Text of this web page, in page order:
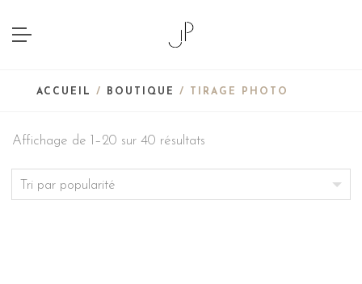
ACCUEIL / BOUTIQUE / TIRAGE PHOTO
Affichage de 1–20 sur 40 résultats